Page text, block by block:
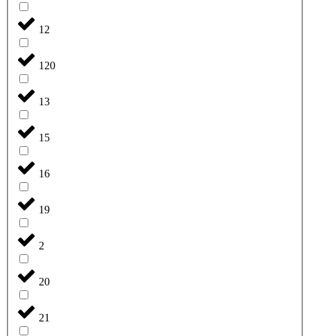
12
120
13
15
16
19
2
20
21